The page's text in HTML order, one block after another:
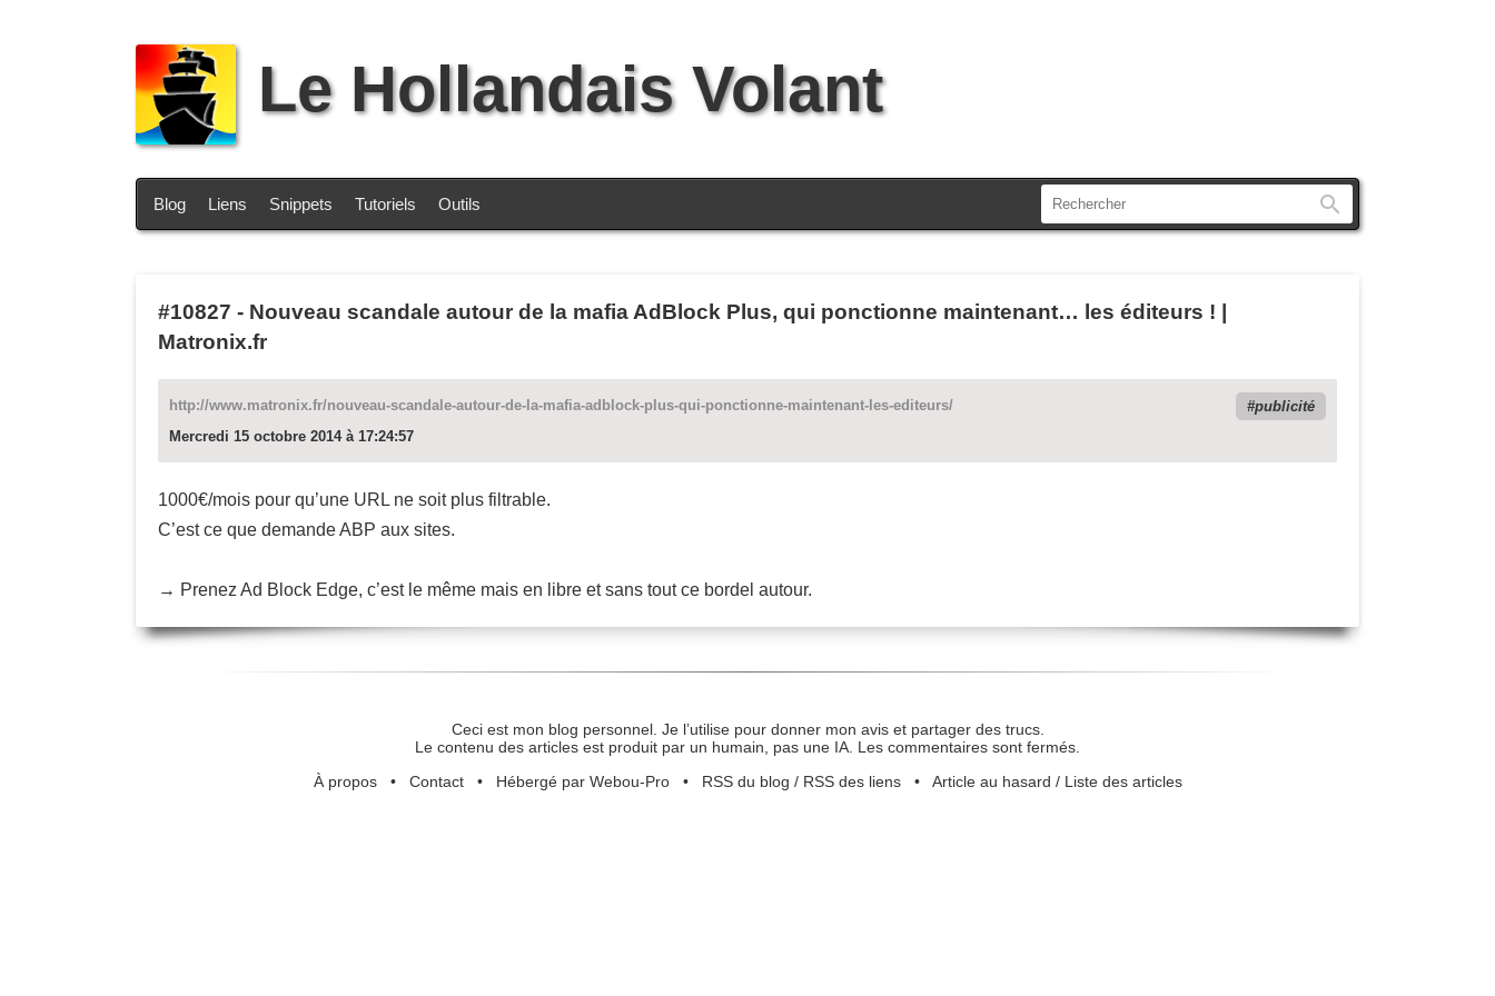
Le Hollandais Volant
Blog Liens Snippets Tutoriels Outils
#10827 - Nouveau scandale autour de la mafia AdBlock Plus, qui ponctionne maintenant… les éditeurs ! |
Matronix.fr
http://www.matronix.fr/nouveau-scandale-autour-de-la-mafia-adblock-plus-qui-ponctionne-maintenant-les-editeurs/
publicité
Mercredi 15 octobre 2014 à 17:24:57
1000€/mois pour qu’une URL ne soit plus filtrable.
C’est ce que demande ABP aux sites.
→ Prenez Ad Block Edge, c’est le même mais en libre et sans tout ce bordel autour.
Ceci est mon blog personnel. Je l’utilise pour donner mon avis et partager des trucs.
Le contenu des articles est produit par un humain, pas une IA. Les commentaires sont fermés.
À propos• Contact• Hébergé par Webou-Pro• RSS du blog / RSS des liens• Article au hasard / Liste des articles